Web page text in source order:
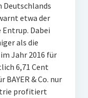
Deutschlands
etwa der
Entrup. Dabei
als die
Jahr 2016 für
6,71 Cent
& Co. nur
profitiert